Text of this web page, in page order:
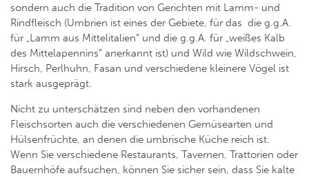
sondern auch die Tradition von Gerichten mit Lamm- und
Rindfleisch (Umbrien ist eines der Gebiete, für das die g.g.A.
für „Lamm aus Mittelitalien“ und die g.g.A. für „weißes Kalb
des Mittelapennins“ anerkannt ist) und Wild wie Wildschwein,
Hirsch, Perlhuhn, Fasan und verschiedene kleinere Vögel ist
stark ausgeprägt.
Nicht zu unterschätzen sind neben den vorhandenen
Fleischsorten auch die verschiedenen Gemüsearten und
Hülsenfrüchte, an denen die umbrische Küche reich ist.
Wenn Sie verschiedene Restaurants, Tavernen, Trattorien oder
Bauernhöfe aufsuchen, können Sie sicher sein, dass Sie kalte